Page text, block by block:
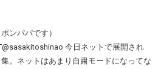
ンパパです）
今日ネットで展開され
。ネットはあまり自粛モードになってな